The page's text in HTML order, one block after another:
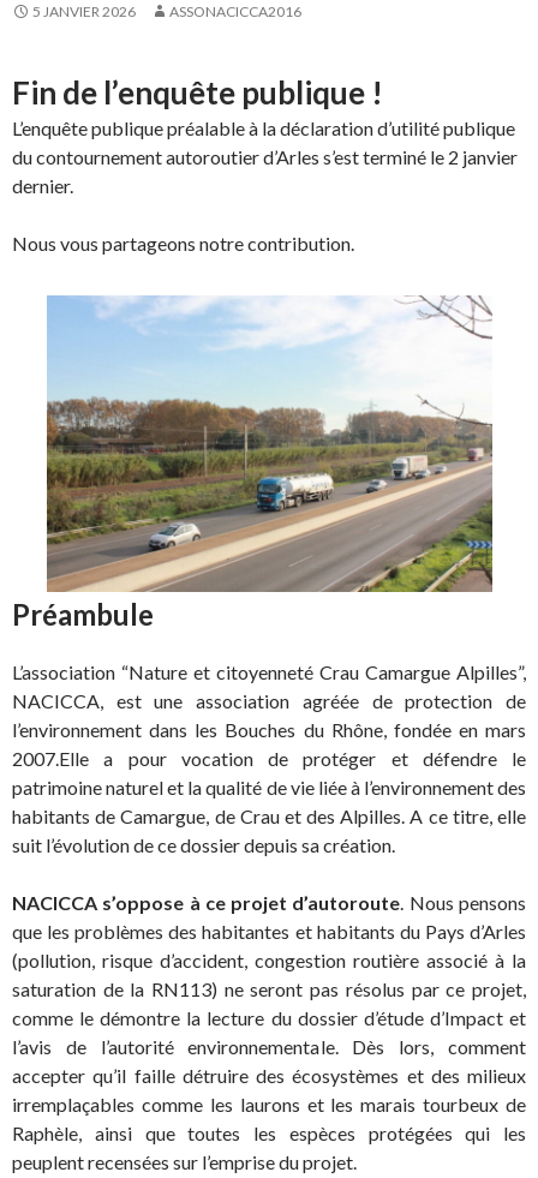
5 JANVIER 2026 ASSONACICCA2016
Fin de l’enquête publique !
L’enquête publique préalable à la déclaration d’utilité publique
du contournement autoroutier d’Arles s’est terminé le 2 janvier
dernier.
Nous vous partageons notre contribution.
Préambule
L’association “Nature et citoyenneté Crau Camargue Alpilles”,
NACICCA, est une association agréée de protection de
l’environnement dans les Bouches du Rhône, fondée en mars
2007.Elle a pour vocation de protéger et défendre le
patrimoine naturel et la qualité de vie liée à l’environnement des
habitants de Camargue, de Crau et des Alpilles. A ce titre, elle
suit l’évolution de ce dossier depuis sa création.
NACICCA s’oppose à ce projet d’autoroute. Nous pensons
que les problèmes des habitantes et habitants du Pays d’Arles
(pollution, risque d’accident, congestion routière associé à la
saturation de la RN113) ne seront pas résolus par ce projet,
comme le démontre la lecture du dossier d’étude d’Impact et
l’avis de l’autorité environnementale. Dès lors, comment
accepter qu’il faille détruire des écosystèmes et des milieux
irremplaçables comme les laurons et les marais tourbeux de
Raphèle, ainsi que toutes les espèces protégées qui les
peuplent recensées sur l’emprise du projet.